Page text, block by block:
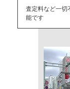
査定料など一切
能です